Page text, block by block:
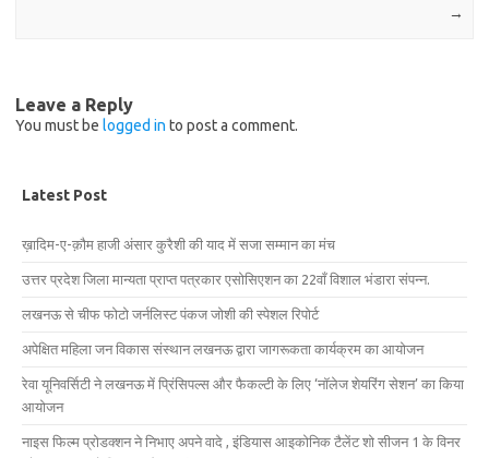
→
Leave a Reply
You must be logged in to post a comment.
Latest Post
ख़ादिम-ए-क़ौम हाजी अंसार कुरैशी की याद में सजा सम्मान का मंच
उत्तर प्रदेश जिला मान्यता प्राप्त पत्रकार एसोसिएशन का 22वाँ विशाल भंडारा संपन्न.
लखनऊ से चीफ फोटो जर्नलिस्ट पंकज जोशी की स्पेशल रिपोर्ट
अपेक्षित महिला जन विकास संस्थान लखनऊ द्वारा जागरूकता कार्यक्रम का आयोजन
रेवा यूनिवर्सिटी ने लखनऊ में प्रिंसिपल्स और फैकल्टी के लिए ‘नॉलेज शेयरिंग सेशन’ का किया
आयोजन
नाइस फिल्म प्रोडक्शन ने निभाए अपने वादे , इंडियास आइकोनिक टैलेंट शो सीजन 1 के विनर